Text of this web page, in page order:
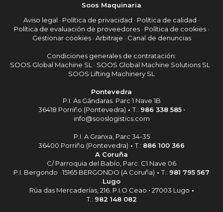
Soos Maquinaria
Aviso legal · Política de privacidad · Política de calidad ·
Política de evaluación de proveedores · Política de cookies ·
Gestionar cookies· Arbitraje · Canal de denuncias
Condiciones generales de contratación:
SOOS Global Machine SL · SOOS Global Machine Solutions SL ·
SOOS Lifting Machinery SL
Pontevedra
P.I. As Gándaras. Parc 1 Nave 1B
36418 Porriño (Pontevedra) •T.: 986 338 585•
info@sooslogistics.com
P.I. A Granxa, Parc 34-35
36400 Porriño (Pontevedra) •T.: 886 100 366
A Coruña
C/ Parroquia del Babío, Parc. C1 Nave 06
P.I. Bergondo · 15165 BERGONDO (A Coruña) •T.: 981 795 567
Lugo
Rúa das Mercaderías, 216. P.I.O Ceao • 27003 Lugo •
T.: 982 148 082